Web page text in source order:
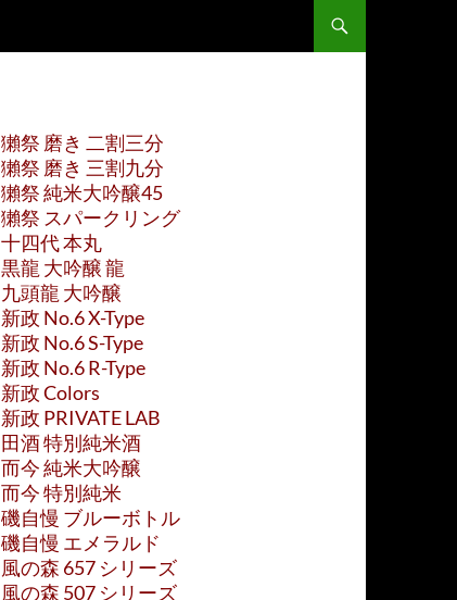
獺祭 磨き 二割三分
獺祭 磨き 三割九分
獺祭 純米大吟醸45
獺祭 スパークリング
十四代 本丸
黒龍 大吟醸 龍
九頭龍 大吟醸
新政 No.6 X-Type
新政 No.6 S-Type
新政 No.6 R-Type
新政 Colors
新政 PRIVATE LAB
田酒 特別純米酒
而今 純米大吟醸
而今 特別純米
磯自慢 ブルーボトル
磯自慢 エメラルド
風の森 657 シリーズ
風の森 507 シリーズ